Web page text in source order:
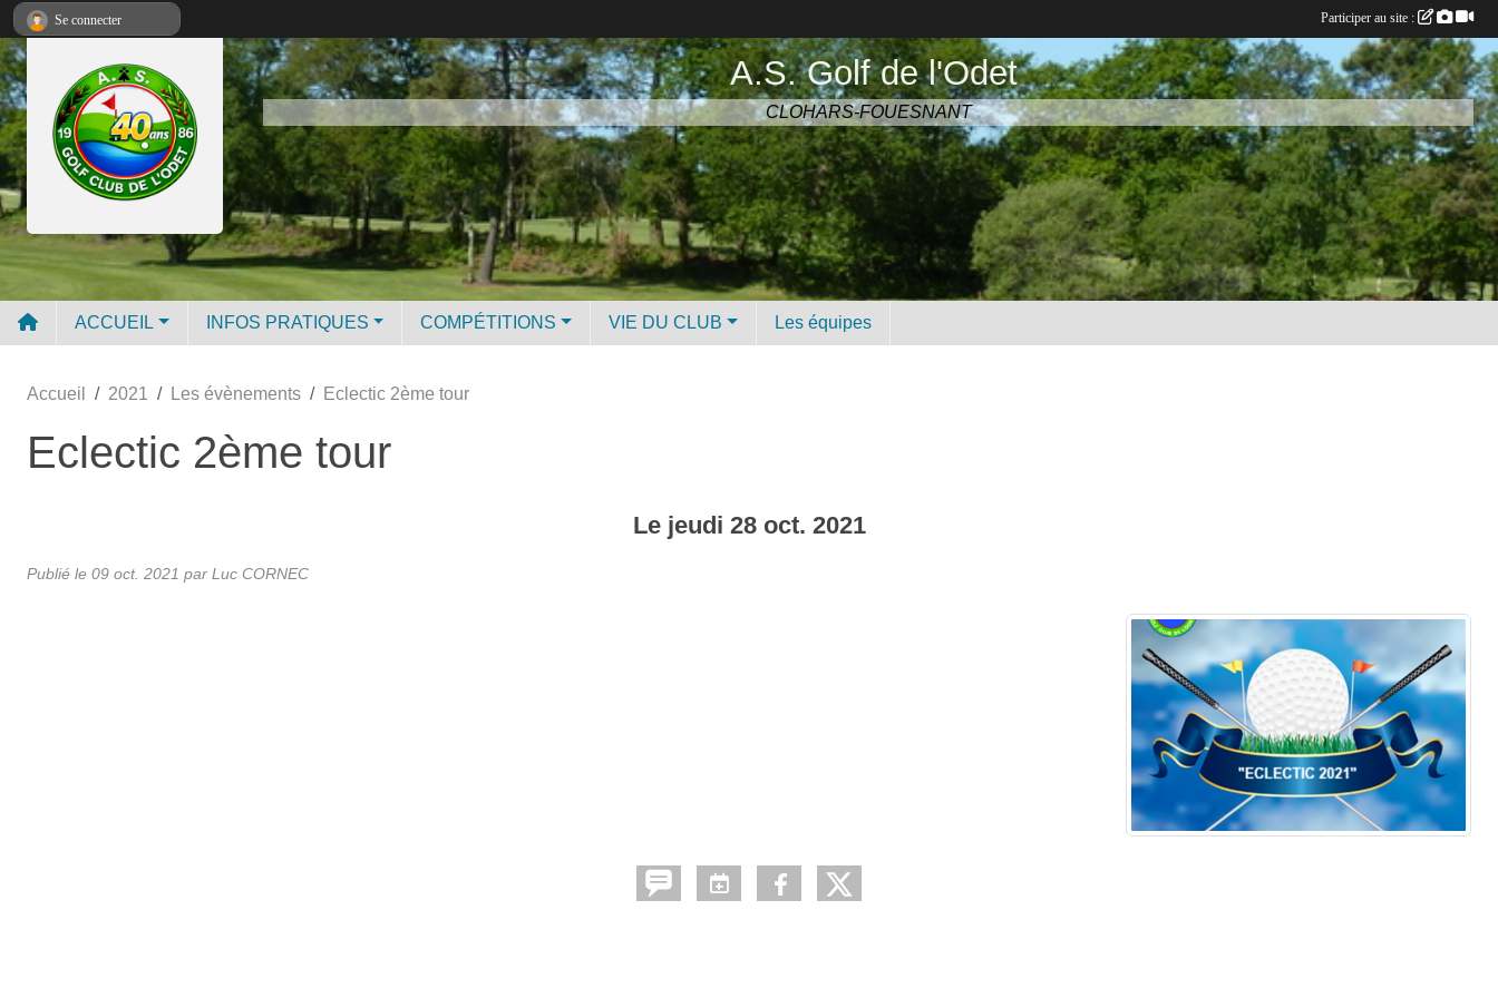
A.S. Golf de l'Odet
CLOHARS-FOUESNANT
ACCUEIL INFOS PRATIQUES COMPÉTITIONS VIE DU CLUB Les équipes
Accueil 2021 Les évènements Eclectic 2ème tour
Eclectic 2ème tour
Le jeudi 28 oct. 2021
Publié le 09 oct. 2021 par Luc CORNEC
Se connecter Participer au site :
Panneau de gestion des cookies